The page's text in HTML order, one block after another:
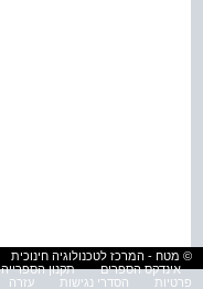
© מטח - המרכז לטכנולוגיה חינוכית
אינדקס הספרים
תקנון הספרייה
פרטיות
הסדרי נגישות עזרה